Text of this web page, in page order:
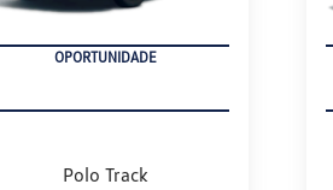
OPORTUNIDADE
Polo Track